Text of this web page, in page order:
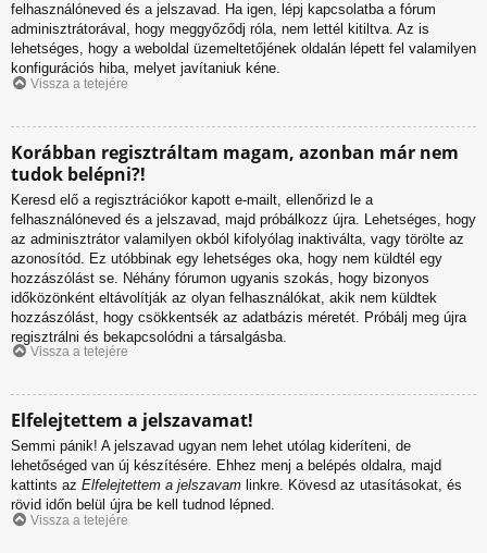
felhasználóneved és a jelszavad. Ha igen, lépj kapcsolatba a fórum
adminisztrátorával, hogy meggyőződj róla, nem lettél kitiltva. Az is
lehetséges, hogy a weboldal üzemeltetőjének oldalán lépett fel valamilyen
konfigurációs hiba, melyet javítaniuk kéne.
Vissza a tetejére
Korábban regisztráltam magam, azonban már nem
tudok belépni?!
Keresd elő a regisztrációkor kapott e-mailt, ellenőrizd le a
felhasználóneved és a jelszavad, majd próbálkozz újra. Lehetséges, hogy
az adminisztrátor valamilyen okból kifolyólag inaktiválta, vagy törölte az
azonosítód. Ez utóbbinak egy lehetséges oka, hogy nem küldtél egy
hozzászólást se. Néhány fórumon ugyanis szokás, hogy bizonyos
időközönként eltávolítják az olyan felhasználókat, akik nem küldtek
hozzászólást, hogy csökkentsék az adatbázis méretét. Próbálj meg újra
regisztrálni és bekapcsolódni a társalgásba.
Vissza a tetejére
Elfelejtettem a jelszavamat!
Semmi pánik! A jelszavad ugyan nem lehet utólag kideríteni, de
lehetőséged van új készítésére. Ehhez menj a belépés oldalra, majd
kattints az Elfelejtettem a jelszavam linkre. Kövesd az utasításokat, és
rövid időn belül újra be kell tudnod lépned.
Vissza a tetejére